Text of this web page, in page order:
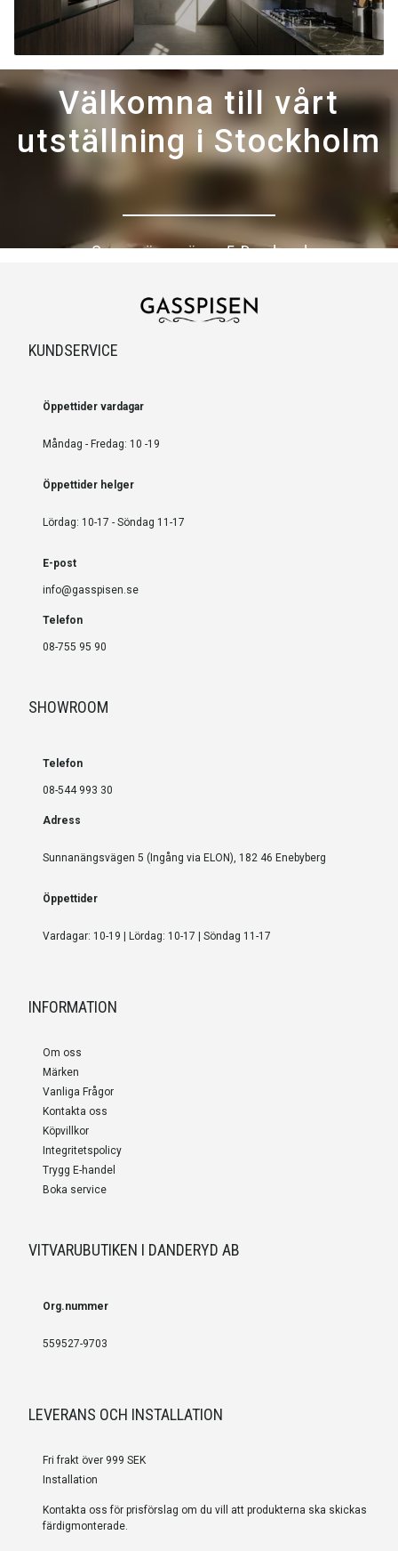
Välkomna till vårt
utställning i Stockholm
Sunnanängsvägen 5, Danderyd
KUNDSERVICE
Öppettider vardagar
Måndag - Fredag: 10 -19
Öppettider helger
Lördag: 10-17 - Söndag 11-17
E-post
info@gasspisen.se
Telefon
08-755 95 90
SHOWROOM
Telefon
08-544 993 30
Adress
Sunnanängsvägen 5 (Ingång via ELON), 182 46 Enebyberg
Öppettider
Vardagar: 10-19 | Lördag: 10-17 | Söndag 11-17
INFORMATION
Om oss
Märken
Vanliga Frågor
Kontakta oss
Köpvillkor
Integritetspolicy
Trygg E-handel
Boka service
VITVARUBUTIKEN I DANDERYD AB
Org.nummer
559527-9703
LEVERANS OCH INSTALLATION
Fri frakt över 999 SEK
Installation
Kontakta oss för prisförslag om du vill att produkterna ska skickas
färdigmonterade.